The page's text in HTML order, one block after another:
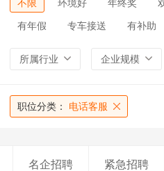
不限 环境好 年终奖
有年假 专车接送 有补助
所属行业 企业规模
职位分类： 电话客服
名企招聘 紧急招聘